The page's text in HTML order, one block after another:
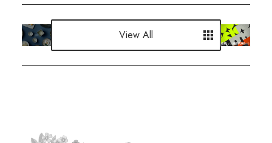
View All
View All